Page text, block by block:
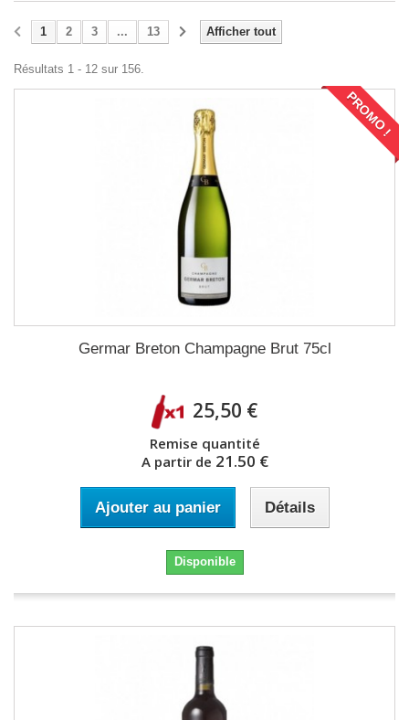
Afficher tout
1 2 3 ... 13
Résultats 1 - 12 sur 156.
PROMO !
Germar Breton Champagne Brut 75cl
25,50 €
Remise quantité
A partir de 21.50 €
Ajouter au panier Détails
Disponible